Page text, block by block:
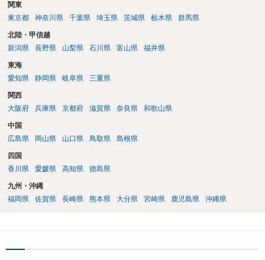
関東
東京都
神奈川県 千葉県 埼玉県 茨城県 栃木県 群馬県
北陸・甲信越
新潟県
長野県 山梨県 石川県 富山県 福井県
東海
愛知県
静岡県 岐阜県 三重県
関西
大阪府
兵庫県 京都府 滋賀県 奈良県 和歌山県
中国
広島県
岡山県 山口県 鳥取県 島根県
四国
香川県
愛媛県 高知県 徳島県
九州・沖縄
福岡県
佐賀県 長崎県 熊本県 大分県 宮崎県 鹿児島県 沖縄県